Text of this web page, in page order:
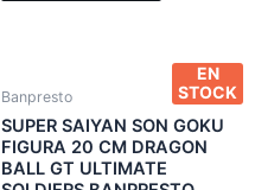
EN
STOCK
Banpresto
SUPER SAIYAN SON GOKU
FIGURA 20 CM DRAGON
BALL GT ULTIMATE